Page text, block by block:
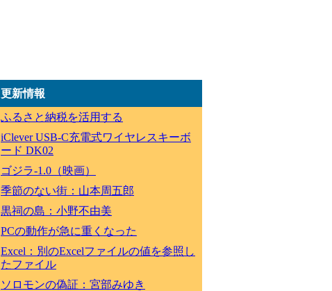
更新情報
ふるさと納税を活用する
iClever USB-C充電式ワイヤレスキーボ
ード DK02
ゴジラ-1.0（映画）
季節のない街：山本周五郎
黒祠の島：小野不由美
PCの動作が急に重くなった
Excel：別のExcelファイルの値を参照し
たファイル
ソロモンの偽証：宮部みゆき